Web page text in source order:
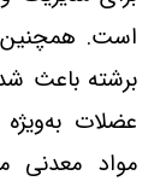
است. همچنین
برشته باعث
عضلات
مواد معدنی